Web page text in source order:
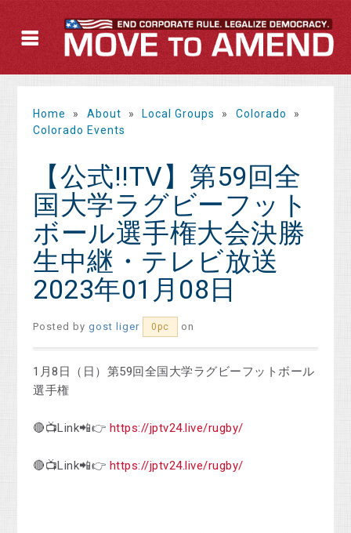
Home » About » Local Groups » Colorado
»
Colorado Events
【公式!!TV】第59回全
国大学ラグビーフット
ボール選手権大会決勝
生中継・テレビ放送
2023年01月08日
Posted bygost liger 0pc on
1月8日（日）第59回全国大学ラグビーフットボール
選手権
🔴📺Link📲👉 https://jptv24.live/rugby/
🔴📺Link📲👉 https://jptv24.live/rugby/